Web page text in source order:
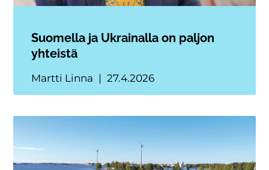
Suomella ja Ukrainalla on paljon
yhteistä
Martti Linna 27.4.2026